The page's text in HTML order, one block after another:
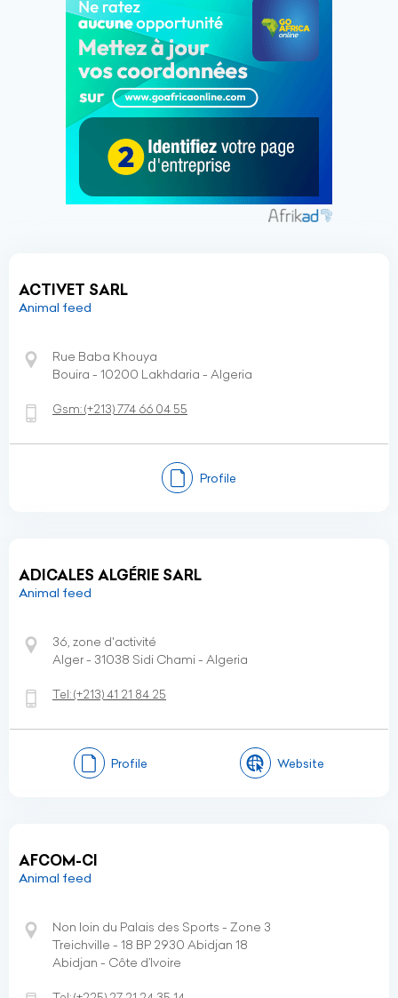
ACTIVET SARL
Animal feed
Rue Baba Khouya
Bouira - 10200 Lakhdaria - Algeria
Gsm:(+213)774 66 04 55
Profile
ADICALES ALGÉRIE SARL
Animal feed
36, zone d'activité
Alger - 31038 Sidi Chami - Algeria
Tel:(+213)41 21 84 25
Profile Website
AFCOM-CI
Animal feed
Non loin du Palais des Sports - Zone 3
Treichville - 18 BP 2930 Abidjan 18
Abidjan - Côte d’Ivoire